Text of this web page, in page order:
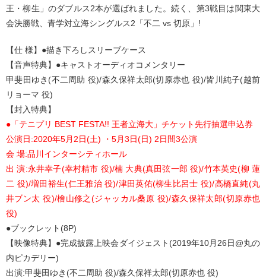
王・柳生」のダブルス2本が選ばれました。続く、第3戦目は関東大
会決勝戦、青学対立海シングルス2「不二 vs 切原」!
【仕 様】●描き下ろしスリーブケース
【音声特典】●キャストオーディオコメンタリー
甲斐田ゆき(不二周助 役)/森久保祥太郎(切原赤也 役)/皆川純子(越前
リョーマ 役)
【封入特典】
●「テニプリ BEST FESTA!! 王者立海大」チケット先行抽選申込券
公演日:2020年5月2日(土) ・5月3日(日) 2日間3公演
会 場:品川インターシティホール
出 演:永井幸子(幸村精市 役)/楠 大典(真田弦一郎 役)/竹本英史(柳 蓮
二 役)/増田裕生(仁王雅治 役)/津田英佑(柳生比呂士 役)/高橋直純(丸
井ブン太 役)/檜山修之(ジャッカル桑原 役)/森久保祥太郎(切原赤也
役)
●ブックレット(8P)
【映像特典】●完成披露上映会ダイジェスト(2019年10月26日@丸の
内ピカデリー)
出演:甲斐田ゆき(不二周助 役)/森久保祥太郎(切原赤也 役)